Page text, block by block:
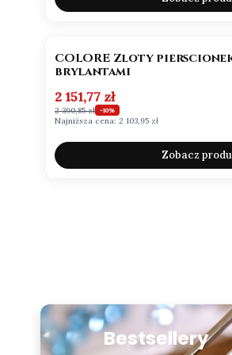
COLORE Zloty
brylantami
Cena promocyjna
2 151,77 zł
2 390,85 zł -10%
Najniższa cena: 2 103,95 zł
Zobacz
Bestsellery
Vintage
OKAZJA
Kod produktu
AB101BSZAFIR1
Pierścionek